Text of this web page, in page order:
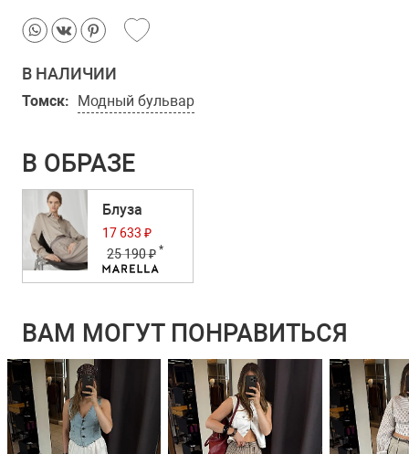
В НАЛИЧИИ
Томск: Модный бульвар
В ОБРАЗЕ
Блуза
17 633 ₽
25 190 ₽ *
ВАМ МОГУТ ПОНРАВИТЬСЯ